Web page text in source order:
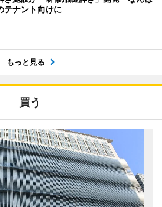
テナント向けに
もっと見る
買う